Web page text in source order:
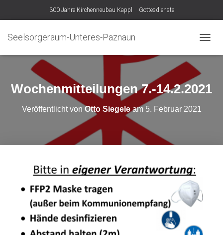
300 Jahre Kirchenneubau Kappl Gottesdienste
Seelsorgeraum-Unteres-Paznaun
A
G
A
Wochenmitteilungen 7.-14.2.2021
Veröffentlicht von Otto Siegeleam 5. Februar 2021